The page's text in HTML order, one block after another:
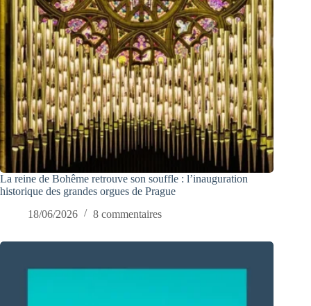
La reine de Bohême retrouve son souffle : l’inauguration
historique des grandes orgues de Prague
18/06/2026
8 commentaires